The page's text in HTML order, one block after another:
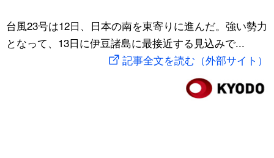
文化
動画/Live
スポーツ・東京2020
台風23号は12日、日本の南を東寄りに進んだ。強い勢力
となって、13日に伊豆諸島に最接近する見込みで...
記事全文を読む（外部サイト）